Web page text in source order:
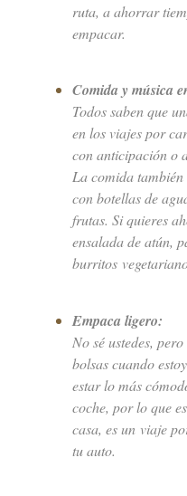
ruta, a ahorrar
empacar.
Comida y música
Todos saben que
en los viajes por
con anticipación o
La comida
con botellas de
frutas. Si quieres
ensalada de atún,
burritos
Empaca ligero:
No sé ustedes,
bolsas cuando
estar lo más
coche, por lo que
casa, es un viaje
tu auto.